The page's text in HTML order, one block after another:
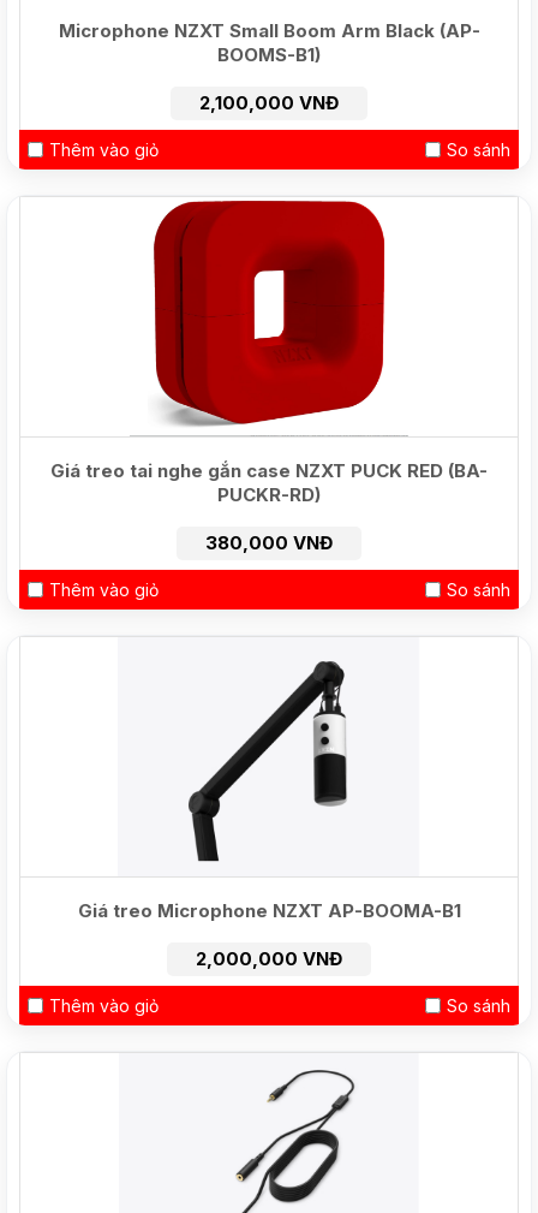
Microphone NZXT Small Boom Arm Black (AP-
BOOMS-B1)
2,100,000 VNĐ
Thêm vào giỏ So sánh
Giá treo tai nghe gắn case NZXT PUCK RED (BA-
PUCKR-RD)
380,000 VNĐ
Thêm vào giỏ So sánh
Giá treo Microphone NZXT AP-BOOMA-B1
2,000,000 VNĐ
Thêm vào giỏ So sánh